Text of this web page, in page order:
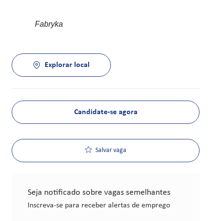
Fabryka
Explorar local
Candidate-se agora
Salvar vaga
Seja notificado sobre vagas semelhantes
Inscreva-se para receber alertas de emprego